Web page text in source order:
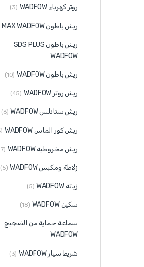
روتر كهرباء WADFOW (3)
ريش باطون SDS MAX WADFOW
ريش باطون SDS PLUS
WADFOW
ريش باطون WADFOW (10)
ريش روتر WADFOW (45)
ريش ستانلس WADFOW (6)
ريش كور الماس WADFOW (6)
ريش مخروطية WADFOW (17)
زلاطة ومكبس WADFOW (5)
زياتة WADFOW (5)
سكين WADFOW (18)
سماعة حماية من الضجيج
WADFOW
شريط سيار WADFOW (3)